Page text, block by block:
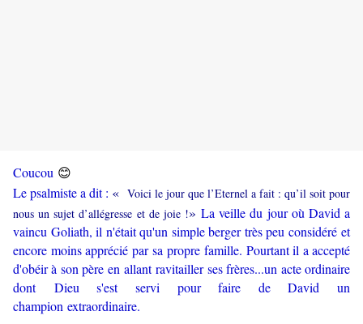
Coucou 😊
Le psalmiste a dit : « Voici le jour que l’Eternel a fait : qu’il soit pour
nous un sujet d’allégresse et de joie !»La veille du jour où David a
vaincu Goliath, il n'était qu'un simple berger très peu considéré et
encore moins apprécié par sa propre famille. Pourtant il a accepté
d'obéir à son père en allant ravitailler ses frères...un acte ordinaire
dont Dieu s'est servi pour faire de David un
champion extraordinaire.